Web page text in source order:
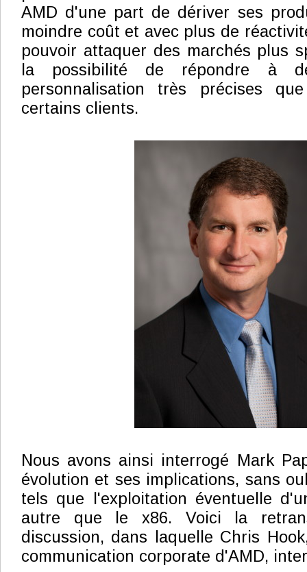
AMD d'une part de dériver ses
moindre coût et avec plus de
pouvoir attaquer des marchés plus
la possibilité de répondre à
personnalisation très précises
certains clients.
Nous avons ainsi interrogé Mark
évolution et ses implications, sans
tels que l'exploitation éventuelle
autre que le x86. Voici la
discussion, dans laquelle Chris
communication corporate d'AMD,